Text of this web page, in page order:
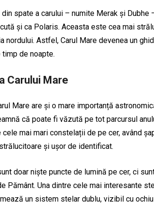
spate a carului – numite Merak și
și ca Polaris. Aceasta este cea mai
nordului. Astfel, Carul Mare devenea un
de noapte.
Carului Mare
Mare are și o mare importanță
că poate fi văzută pe tot parcursul
mai mari constelații de pe cer, având
și ușor de identificat.
doar niște puncte de lumină pe cer, ci
Pământ. Una dintre cele mai interesante
un sistem stelar dublu, vizibil cu